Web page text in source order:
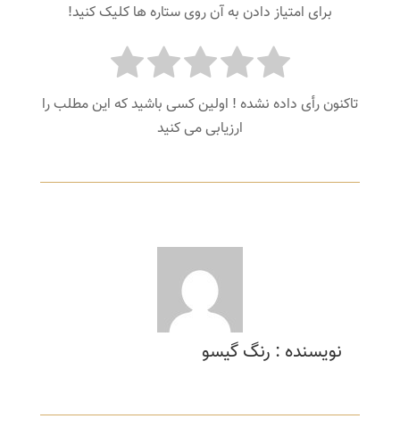
برای امتیاز دادن به آن روی ستاره ها کلیک کنید!
تاکنون رأی داده نشده ! اولین کسی باشید که این مطلب را
ارزیابی می کنید
نویسنده : رنگ گیسو